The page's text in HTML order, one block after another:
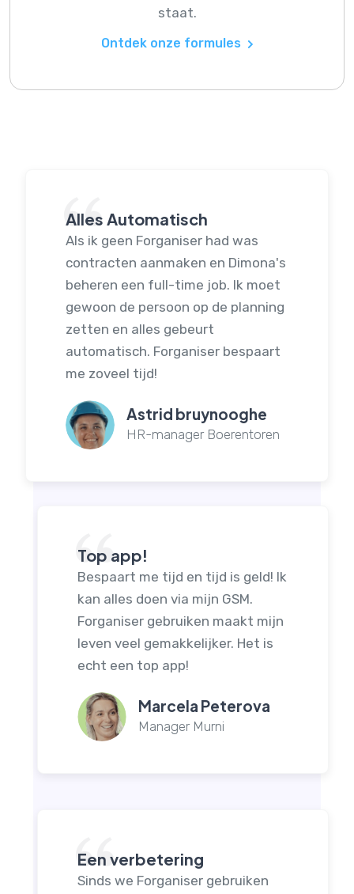
staat.
Ontdek onze formules
Alles Automatisch
Als ik geen Forganiser had was
contracten aanmaken en Dimona's
beheren een full-time job. Ik moet
gewoon de persoon op de planning
zetten en alles gebeurt
automatisch. Forganiser bespaart
me zoveel tijd!
Astrid bruynooghe
HR-manager Boerentoren
Top app!
Bespaart me tijd en tijd is geld! Ik
kan alles doen via mijn GSM.
Forganiser gebruiken maakt mijn
leven veel gemakkelijker. Het is
echt een top app!
Marcela Peterova
Manager Murni
Een verbetering
Sinds we Forganiser gebruiken